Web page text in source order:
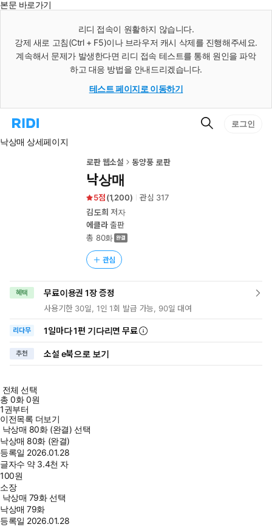
본문 바로가기
리디 접속이 원활하지 않습니다.
강제 새로 고침(Ctrl + F5)이나 브라우저 캐시 삭제를 진행해주세요.
계속해서 문제가 발생한다면 리디 접속 테스트를 통해 원인을 파악
하고 대응 방법을 안내드리겠습니다.
테스트 페이지로 이동하기
리
홈
검
로그인
낙상매 상세페이지
로판 웹소설 동양풍 로판
낙상매
5 (1,200) 관심 317
김도희 저자
에클라출판
총 80화
관심
혜택 무료이용권 1장 증정
사용기한 30일, 1인 1회 발급 가능, 90일 대여
리다무 1일마다1편 기다리면 무료
추천 소설 e북으로 보기
전체 선택
총0화0원
1권부터
이전목록 더보기
낙상매 80화 (완결) 선택
낙상매 80화 (완결)
등록일 2026.01.28
글자수 약 3.4천 자
100원
소장
낙상매 79화 선택
낙상매 79화
등록일 2026.01.28